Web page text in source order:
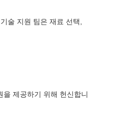
술 지원 팀은 재료 선택,
제공하기 위해 헌신합니